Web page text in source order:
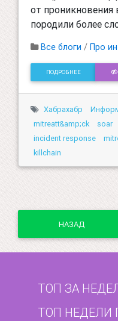
от проникновения
породили более
Все блоги / Про
ПОДРОБНЕЕ
Хабрахабр
mitreatt&amp;ck
soar
incident response
killchain
НАЗАД
ТОП ЗА
ТОП НЕДЕЛИ